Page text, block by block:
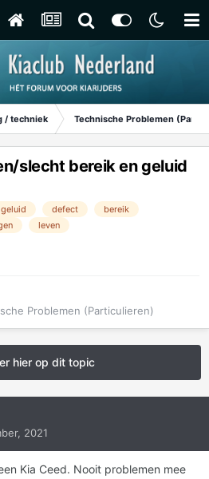
/ techniek Technische Problemen
slecht bereik en geluid
geluid defect
bereik
leven
Problemen (Particulieren)
hier op dit topic
2021
Kia Ceed. Nooit problemen mee